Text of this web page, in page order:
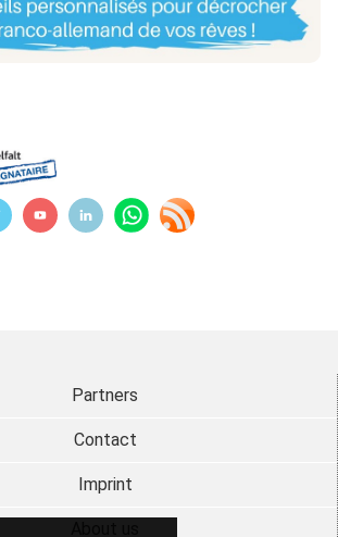
Partners
Contact
Imprint